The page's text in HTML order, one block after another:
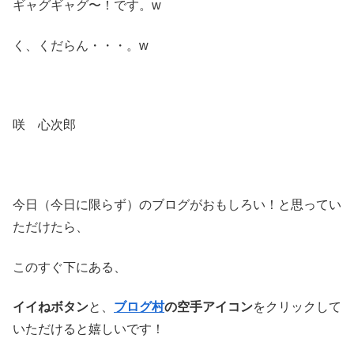
ギャグギャグ〜！です。w
く、くだらん・・・。w
咲 心次郎
今日（今日に限らず）のブログがおもしろい！と思ってい
ただけたら、
このすぐ下にある、
イイねボタンと、 ブログ村の空手アイコンをクリックして
いただけると嬉しいです！